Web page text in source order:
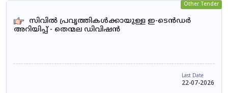
Other Tender
സിവിൽ പ്രവൃത്തികൾക്കായുള്ള ഇ-ടെൻഡർ
അറിയിപ്പ് - തെന്മല ഡിവിഷൻ
Last Date
22-07-2026